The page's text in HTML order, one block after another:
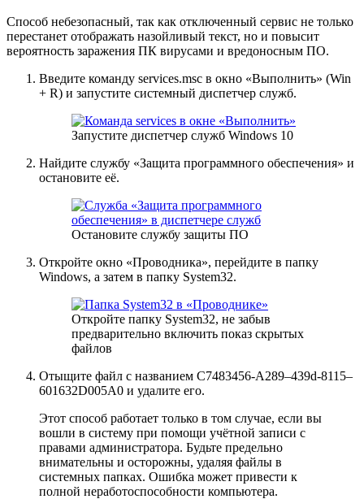
Способ небезопасный, так как отключенный сервис не только
перестанет отображать назойливый текст, но и повысит
вероятность заражения ПК вирусами и вредоносным ПО.
Введите команду services.msc в окно «Выполнить» (Win
+ R) и запустите системный диспетчер служб.
Запустите диспетчер служб Windows 10
Найдите службу «Защита программного обеспечения» и
остановите её.
Остановите службу защиты ПО
Откройте окно «Проводника», перейдите в папку
Windows, а затем в папку System32.
Откройте папку System32, не забыв
предварительно включить показ скрытых
файлов
Отыщите файл с названием С7483456-A289–439d-8115–
601632D005A0 и удалите его.
Этот способ работает только в том случае, если вы
вошли в систему при помощи учётной записи с
правами администратора. Будьте предельно
внимательны и осторожны, удаляя файлы в
системных папках. Ошибка может привести к
полной неработоспособности компьютера.